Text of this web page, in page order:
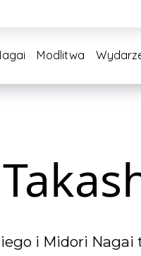
Modlitwa
i Midori